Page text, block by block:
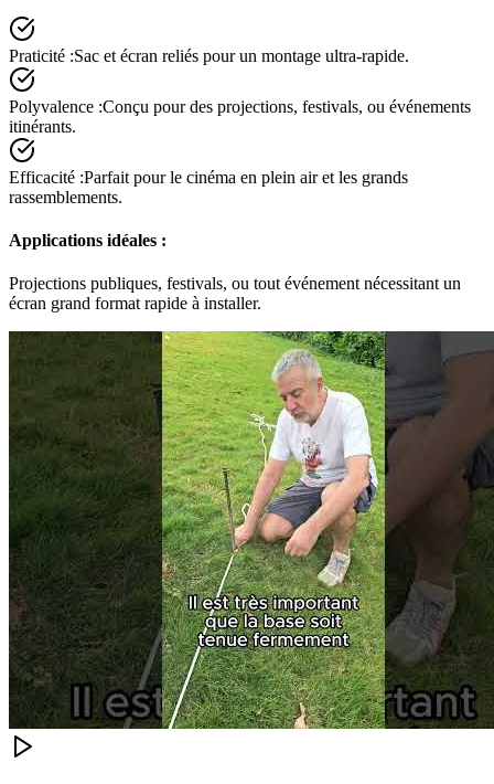
Praticité :Sac et écran reliés pour un montage ultra-rapide.
Polyvalence :Conçu pour des projections, festivals, ou événements
itinérants.
Efficacité :Parfait pour le cinéma en plein air et les grands
rassemblements.
Applications idéales :
Projections publiques, festivals, ou tout événement nécessitant un
écran grand format rapide à installer.